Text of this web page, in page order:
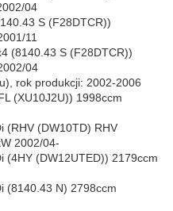
04
S (F28DTCR))
11
(8140.43 S (F28DTCR))
04
rok produkcji: 2002-2006
(XU10J2U)) 1998ccm
(RHV (DW10TD) RHV
2002/04-
(4HY (DW12UTED)) 2179ccm
(8140.43 N) 2798ccm